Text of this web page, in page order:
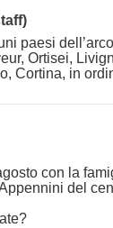
paesi
Ortisei,
Cortina, in
con la
del